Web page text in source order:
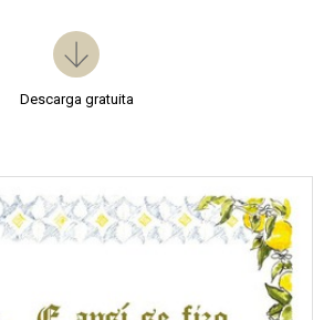
Descarga gratuita